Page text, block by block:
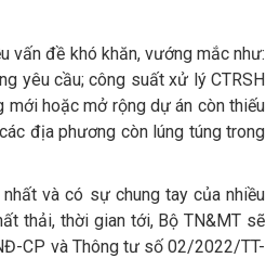
vấn đề khó khăn, vướng mắc như:
yêu cầu; công suất xử lý CTRSH
hoặc mở rộng dự án còn thiếu
địa phương còn lúng túng trong
và có sự chung tay của nhiều
thải, thời gian tới, Bộ TN&MT sẽ
CP và Thông tư số 02/2022/TT-